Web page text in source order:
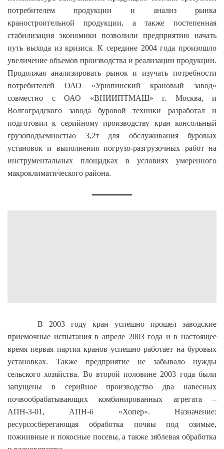
потребителем продукции и анализ рынка
краностроительной продукции, а также постепенная
стабилизация экономики позволили предприятию начать
путь выхода из кризиса. К середине 2004 года произошло
увеличение объемов производства и реализации продукции.
Продолжая анализировать рынок и изучать потребности
потребителей ОАО «Урюпинский крановый завод»
совместно с ОАО «ВНИИПТМАШ» г. Москва, и
Волгоградского завода буровой техники разработал и
подготовил к серийному производству кран консольный
грузоподъемностью 3,2т для обслуживания буровых
установок и выполнения погрузо-разгрузочных работ на
инструментальных площадках в условиях умеренного
макроклиматического района.
В 2003 году кран успешно прошел заводские
приемочные испытания в апреле 2003 года и в настоящее
время первая партия кранов успешно работает на буровых
установках. Также предприятие не забывало нужды
сельского хозяйства. Во второй половине 2003 года были
запущены в серийное производство два навесных
почвообрабатывающих комбинированных агрегата –
АПН-3-01, АПН-6 «Хопер». Назначение:
ресурсосберегающая обработка почвы под озимые,
пожнивные и покосные посевы, а также зяблевая обработка